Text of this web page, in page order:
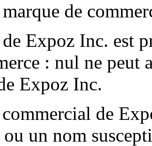
de
Expoz Inc. est
: nul ne peut
Expoz Inc.
de
ou un nom